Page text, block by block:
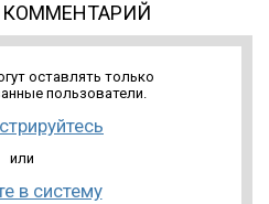
оставлять только
пользователи.
или
в систему